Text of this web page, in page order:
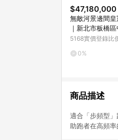
$47,180,000
無敵河景邊間
｜新北市板橋
5168實價登錄比
0%
商品描述
適合「步頻型
助跑者在高頻率